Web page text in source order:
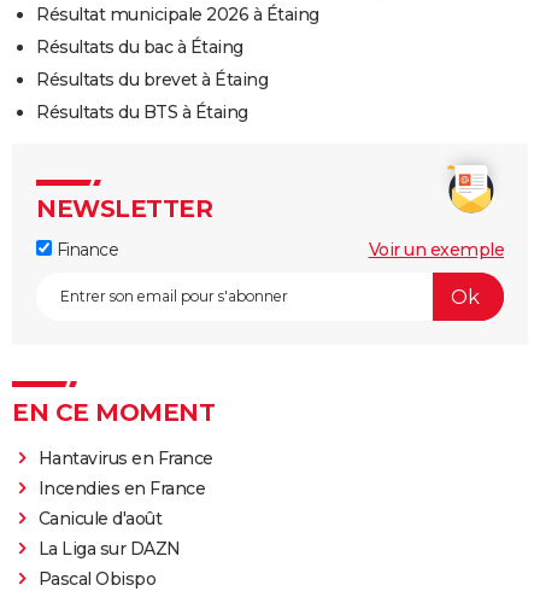
Résultat municipale 2026 à Étaing
Résultats du bac à Étaing
Résultats du brevet à Étaing
Résultats du BTS à Étaing
NEWSLETTER
Finance Voir un exemple
EN CE MOMENT
Hantavirus en France
Incendies en France
Canicule d'août
La Liga sur DAZN
Pascal Obispo